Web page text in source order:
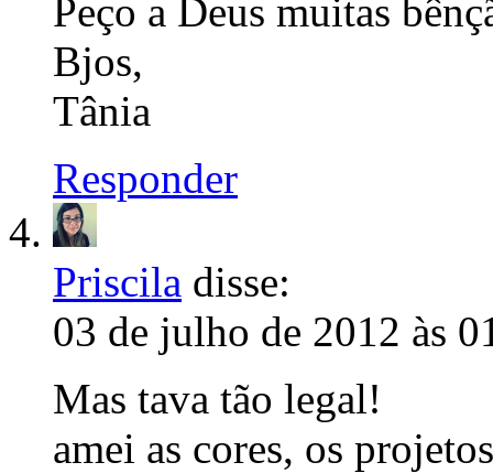
Peço a Deus muitas
Bjos,
Tânia
Responder
Priscila disse:
03 de julho de 2012 às
Mas tava tão legal!
amei as cores, os